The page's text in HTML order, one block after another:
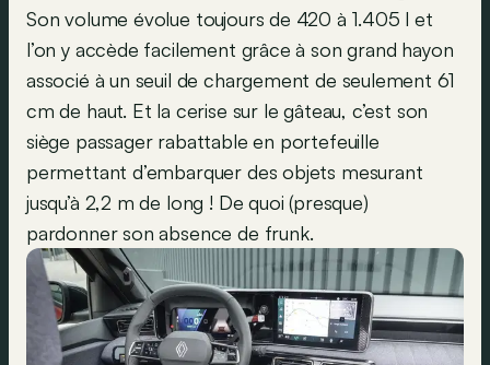
Son volume évolue toujours de 420 à 1.405 l et
l’on y accède facilement grâce à son grand hayon
associé à un seuil de chargement de seulement 61
cm de haut. Et la cerise sur le gâteau, c’est son
siège passager rabattable en portefeuille
permettant d’embarquer des objets mesurant
jusqu’à 2,2 m de long ! De quoi (presque)
pardonner son absence de frunk.